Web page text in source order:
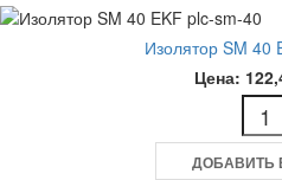
Изолятор SM 40
Цена:
ДОБАВИТЬ